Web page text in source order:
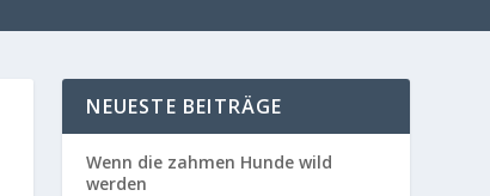
NEUESTE BEITRÄGE
Wenn die zahmen Hunde wild
werden